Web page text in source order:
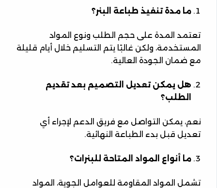
ما مدة تنفيذ طباعة البنر؟
تعتمد المدة على حجم الطلب ونوع المواد
المستخدمة، ولكن غالبًا يتم التسليم خلال أيام قليلة
مع ضمان الجودة العالية.
هل يمكن تعديل التصميم بعد تقديم
الطلب؟
نعم، يمكن التواصل مع فريق الدعم لإجراء أي
تعديل قبل بدء الطباعة النهائية.
ما أنواع المواد المتاحة للبنرات؟
تشمل المواد المقاومة للعوامل الجوية، المواد